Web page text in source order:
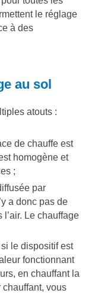
le réglage
à des
au sol
atouts :
de chauffe est
homogène et
;
par
a donc pas de
Le chauffage
si le dispositif est
fonctionnant
en chauffant la
chauffant, vous